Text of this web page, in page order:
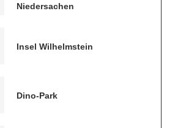
Niedersachen
Insel Wilhelmstein
Dino-Park